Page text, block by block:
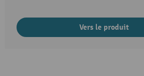
Vers le produit